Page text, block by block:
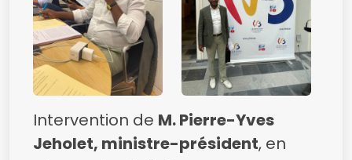
Intervention de M. Pierre-Yves
Jeholet, ministre-président, en